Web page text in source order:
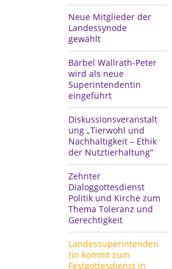
Neue Mitglieder der
Landessynode
gewählt
Bärbel Wallrath-Peter
wird als neue
Superintendentin
eingeführt
Diskussionsveranstalt
ung „Tierwohl und
Nachhaltigkeit – Ethik
der Nutztierhaltung“
Zehnter
Dialoggottesdienst
Politik und Kirche zum
Thema Toleranz und
Gerechtigkeit
Landessuperintenden
tin kommt zum
Festgottesdienst in